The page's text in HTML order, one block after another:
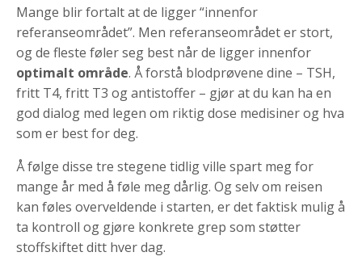
Mange blir fortalt at de ligger “innenfor
referanseområdet”. Men referanseområdet er stort,
og de fleste føler seg best når de ligger innenfor
optimalt område. Å forstå blodprøvene dine – TSH,
fritt T4, fritt T3 og antistoffer – gjør at du kan ha en
god dialog med legen om riktig dose medisiner og hva
som er best for deg.
Å følge disse tre stegene tidlig ville spart meg for
mange år med å føle meg dårlig. Og selv om reisen
kan føles overveldende i starten, er det faktisk mulig å
ta kontroll og gjøre konkrete grep som støtter
stoffskiftet ditt hver dag.